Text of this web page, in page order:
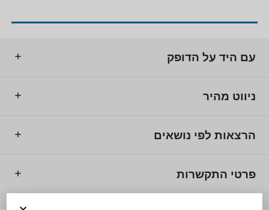
עם היד על הדופק
ניווט מהיר
הרצאות לפי נושאים
פרטי התקשרות